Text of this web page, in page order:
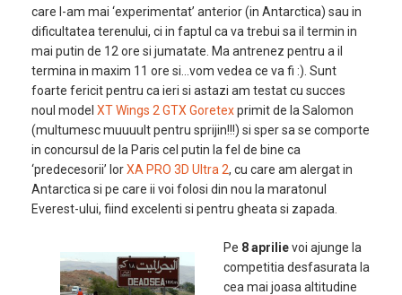
care l-am mai ‘experimentat’ anterior (in Antarctica) sau in
dificultatea terenului, ci in faptul ca va trebui sa il termin in
mai putin de 12 ore si jumatate. Ma antrenez pentru a il
termina in maxim 11 ore si…vom vedea ce va fi :). Sunt
foarte fericit pentru ca ieri si astazi am testat cu succes
noul model XT Wings 2 GTX Goretexprimit de la Salomon
(multumesc muuuult pentru sprijin!!!) si sper sa se comporte
in concursul de la Paris cel putin la fel de bine ca
‘predecesorii’ lorXA PRO 3D Ultra 2, cu care am alergat in
Antarctica si pe care ii voi folosi din nou la maratonul
Everest-ului, fiind excelenti si pentru gheata si zapada.
Pe 8 aprilievoi ajunge la
competitia desfasurata la
cea mai joasa altitudine